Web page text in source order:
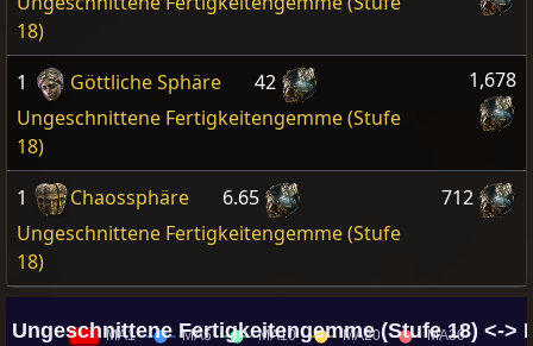
18)
1 Göttliche Sphäre
42
Ungeschnittene Fertigkeitengemme (Stufe
18)
1,678
1 Chaossphäre
6.65
Ungeschnittene Fertigkeitengemme (Stufe
18)
712